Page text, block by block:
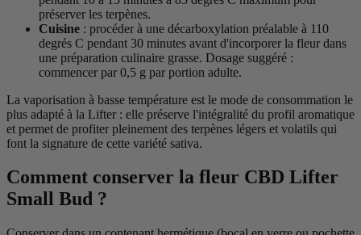
préserver les terpènes.
Cuisine : procéder à une décarboxylation préalable à 110
degrés C pendant 30 minutes avant d'incorporer la fleur dans
une préparation culinaire grasse. Dosage suggéré :
commencer par 0,5 g par portion adulte.
La vaporisation à basse température est le mode de consommation le
plus adapté à la Lifter : elle préserve l'intégralité du profil aromatique
et permet de profiter pleinement des terpènes légers et volatils qui
font la signature de cette variété sativa.
Comment conserver la fleur CBD Lifter
Small Bud ?